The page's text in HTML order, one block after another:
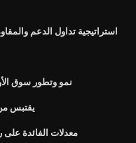
استراتيجية تداول الدعم
نمو وتطور سوق
يقتبس
معدلات الفائدة